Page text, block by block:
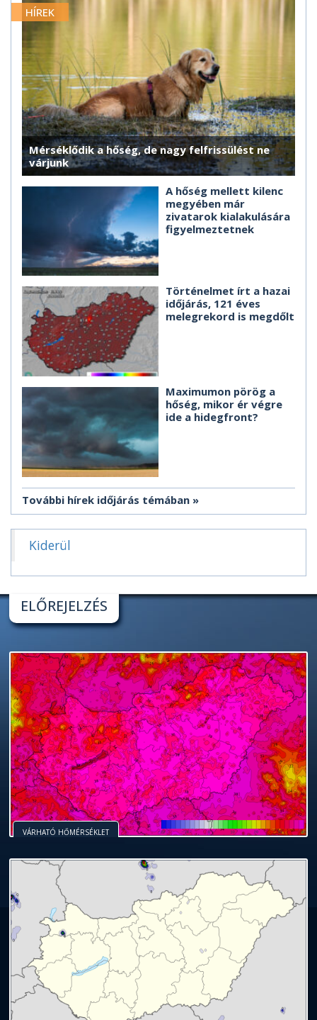
HÍREK
Mérséklődik a hőség, de nagy felfrissülést ne
várjunk
A hőség mellett kilenc
megyében már
zivatarok kialakulására
figyelmeztetnek
Történelmet írt a hazai
időjárás, 121 éves
melegrekord is megdőlt
Maximumon pörög a
hőség, mikor ér végre
ide a hidegfront?
További hírek időjárás témában
Kiderül
ELŐREJELZÉS
VÁRHATÓ HŐMÉRSÉKLET